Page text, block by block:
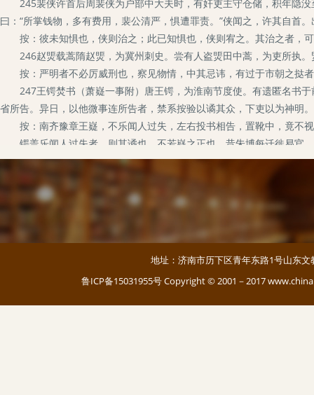
地址：济南市历下区青年东路1号山东
鲁ICP备15031955号Copyright © 2001－2017